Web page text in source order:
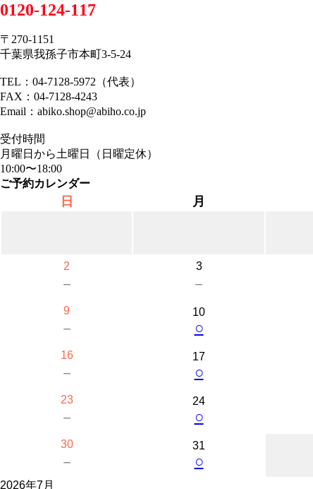
0120-124-117
〒270-1151
千葉県我孫子市本町3-5-24
TEL：04-7128-5972（代表）
FAX：04-7128-4243
Email：abiko.shop@abiho.co.jp
受付時間
月曜日から土曜日（日曜定休）
10:00〜18:00
ご予約カレンダー
日 月
2
－
3
－
9
－
10
○
16
－
17
○
23
－
24
○
30
－
31
○
2026年7月